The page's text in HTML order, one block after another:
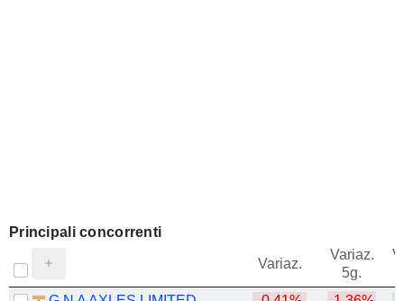
Principali concorrenti
Variaz.
Variaz.
5g.